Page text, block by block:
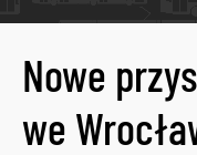
Nowe
we